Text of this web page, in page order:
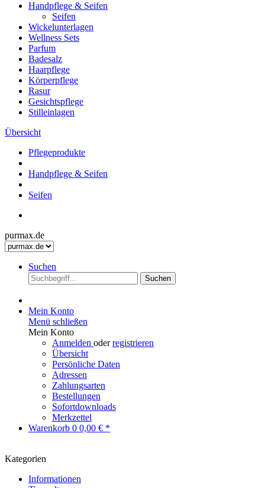
Handpflege & Seifen
Seifen
Wickelunterlagen
Wellness Sets
Parfum
Badesalz
Haarpflege
Körperpflege
Rasur
Gesichtspflege
Stilleinlagen
Übersicht
Pflegeprodukte
Handpflege & Seifen
Seifen
purmax.de
Suchen
Suchen
Mein Konto
Menü schließen
Mein Konto
Anmelden oderregistrieren
Übersicht
Persönliche Daten
Adressen
Zahlungsarten
Bestellungen
Sofortdownloads
Merkzettel
Warenkorb 0 0,00 € *
Kategorien
Informationen